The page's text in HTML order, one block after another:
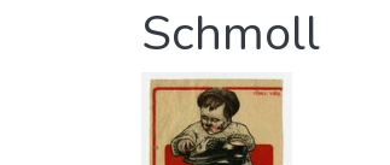
Schmoll